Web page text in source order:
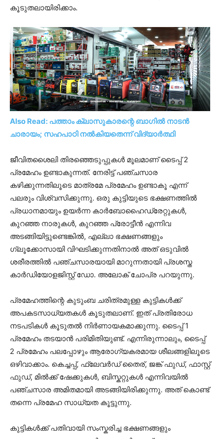
കൂടുതലായിരിക്കാം.
Also Read: പത്താം ക്ലാസുകാരന്റെ ബാ​ഗിൽ നാടൻ
ചാരായം; സഹപാഠി നല്‍കിയതെന്ന് വിദ്യാർത്ഥി
ജീവിതശൈലി തിരഞ്ഞെടുപ്പുകൾ മൂലമാണ് ടൈപ്പ് 2
പ്രമേഹം ഉണ്ടാകുന്നത്. നേരിട്ട് പഞ്ചസാര
കഴിക്കുന്നതിലൂടെ മാത്രമേ പ്രമേഹം ഉണ്ടാകൂ എന്ന്
പലരും വിശ്വസിക്കുന്നു. ഒരു കുട്ടിയുടെ ഭക്ഷണത്തിൽ
പ്രധാനമായും ഉയർന്ന കാർബോഹൈഡ്രേറ്റുകൾ,
കുറഞ്ഞ നാരുകൾ, കുറഞ്ഞ പ്രോട്ടീൻ എന്നിവ
അടങ്ങിയിട്ടുണ്ടെങ്കിൽ, എല്ലാ ഭക്ഷണങ്ങളും
ഗ്ലൂക്കോസായി വിഘടിക്കുന്നതിനാൽ അത് ഒടുവിൽ
ശരീരത്തിൽ പഞ്ചസാരയായി മാറുന്നതായി പ്രശസ്ത
കാർഡിയോളജിസ്റ്റ് ഡോ. അലോക് ചോപ്ര പറയുന്നു.
പ്രമേഹത്തിന്റെ കുടുംബ ചരിത്രമുള്ള കുട്ടികൾക്ക്
അപകടസാധ്യതകൾ കൂടുതലാണ്. ഇത് പ്രതിരോധ
നടപടികൾ കൂടുതൽ നിർണായകമാക്കുന്നു. ടൈപ്പ് 1
പ്രമേഹം തടയാൻ പരിമിതിയുണ്ട്. എന്നിരുന്നാലും, ടൈപ്പ്
2 പ്രമേഹം പലപ്പോഴും ആരോഗ്യകരമായ ശീലങ്ങളിലൂടെ
ഒഴിവാക്കാം. കെച്ചപ്പ്, ഫ്ലേവർഡ് തൈര്, ജങ്ക് ഫുഡ്, ഫാസ്റ്റ്
ഫുഡ്, മിൽക്ക് ഷേക്കുകൾ, ബിസ്കറ്റുകൾ എന്നിവയിൽ
പഞ്ചസാര അമിതമായി അടങ്ങിയിരിക്കുന്നു. അത് കൊണ്ട്
തന്നെ പ്രമേഹ സാധ്യത കൂട്ടുന്നു.
കുട്ടികൾക്ക് പതിവായി സംസ്കരിച്ച ഭക്ഷണങ്ങളും